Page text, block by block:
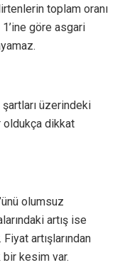
toplam oranı
göre asgari
üzerindeki
oldukça dikkat
olumsuz
artış ise
artışlarından
bir kesim var.